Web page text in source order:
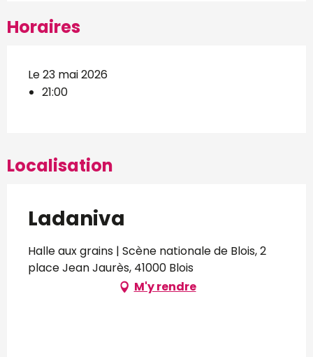
Horaires
Le 23 mai 2026
21:00
Localisation
Ladaniva
Halle aux grains | Scène nationale de Blois, 2
place Jean Jaurès, 41000 Blois
M'y rendre